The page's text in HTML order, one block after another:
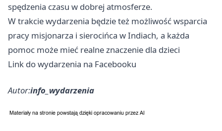
spędzenia czasu w dobrej atmosferze.
W trakcie wydarzenia będzie też możliwość wsparcia
pracy misjonarza i sierocińca w Indiach, a każda
pomoc może mieć realne znaczenie dla dzieci
Link do wydarzenia na Facebooku
Autor:info_wydarzenia